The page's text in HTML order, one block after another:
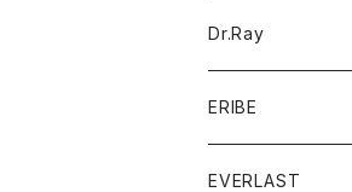
ジャケット
バッグ
キッズ
シャツ
Tシャツ
グッズ
帽子
トップス
Dr.Ray
ERIBE
ニット
EVERLAST